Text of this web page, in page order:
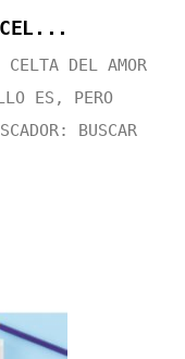
CEL...
CELTA DEL AMOR
ES, PERO
BUSCAR